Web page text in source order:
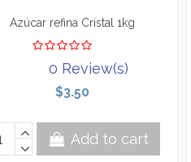
Azúcar refina Cristal 1kg
0 Review(s)
$3.50
Add to cart